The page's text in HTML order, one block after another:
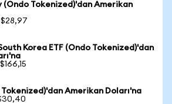
(Ondo Tokenized)'dan Amerikan
Korea ETF (Ondo Tokenized)'dan
Amerikan Doları'na